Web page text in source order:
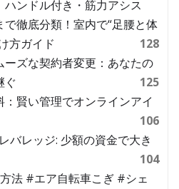
ハンドル付き・筋力アシス
で徹底分類！室内で“足腰と体
方ガイド
128
ズな契約者変更：あなたの
ぐ
125
賢い管理でオンラインアイ
106
バレッジ: 少額の資金で大き
104
法 #エア自転車こぎ #シェ